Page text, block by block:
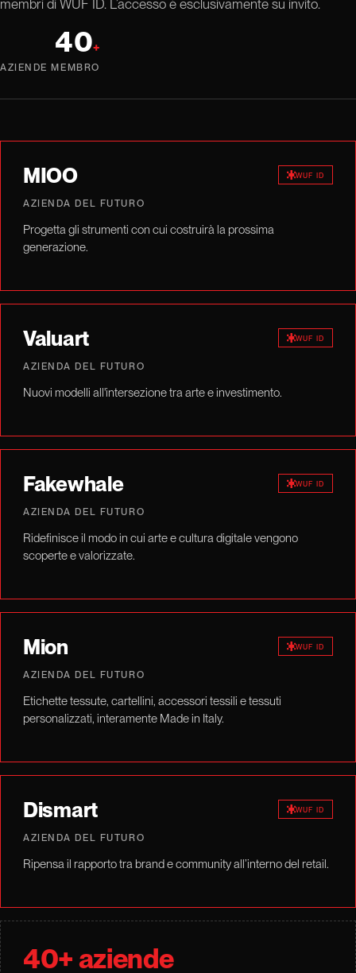
membri di WUF ID. L’accesso è esclusivamente su invito.
40+
AZIENDE MEMBRO
MIOO WUF ID
AZIENDA DEL FUTURO
Progetta gli strumenti con cui costruirà la prossima
generazione.
Valuart WUF ID
AZIENDA DEL FUTURO
Nuovi modelli all'intersezione tra arte e investimento.
Fakewhale WUF ID
AZIENDA DEL FUTURO
Ridefinisce il modo in cui arte e cultura digitale vengono
scoperte e valorizzate.
Mion WUF ID
AZIENDA DEL FUTURO
Etichette tessute, cartellini, accessori tessili e tessuti
personalizzati, interamente Made in Italy.
Dismart WUF ID
AZIENDA DEL FUTURO
Ripensa il rapporto tra brand e community all’interno del retail.
40+ aziende